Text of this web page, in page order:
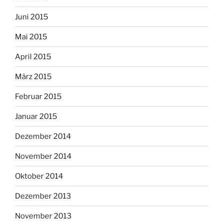
Juni 2015
Mai 2015
April 2015
März 2015
Februar 2015
Januar 2015
Dezember 2014
November 2014
Oktober 2014
Dezember 2013
November 2013